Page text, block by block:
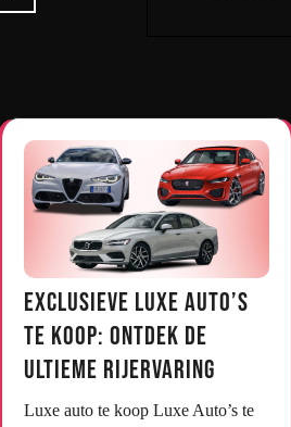
Exclusieve Luxe Auto’s
te Koop: Ontdek de
Ultieme Rijervaring
Luxe auto te koop Luxe Auto’s te